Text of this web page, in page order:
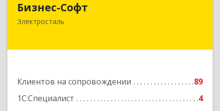
Бизнес-Софт
Электросталь
Клиентов на сопровождении
89
1С:Специалист
4
144000, Московская обл, Электросталь г, Карла
Подробнее